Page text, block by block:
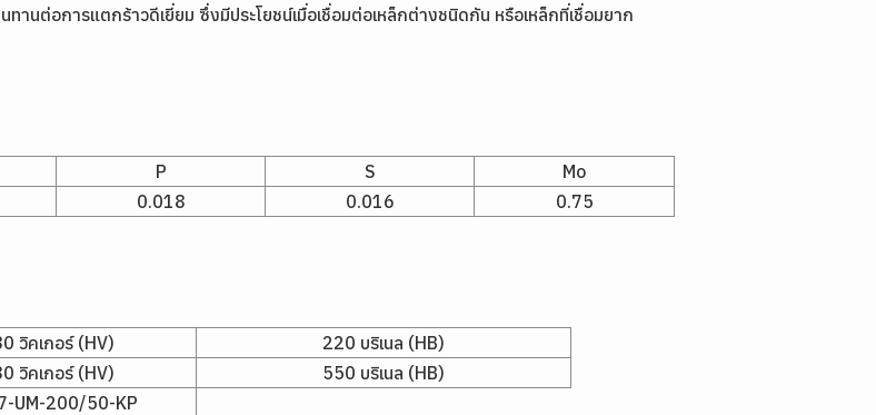
านต่อการแตกร้าวดีเยี่ยม ซึ่งมีประโยชน์เมื่อเชื่อมต่อเหล็กต่างชนิดกัน หรือเหล็กที่เชื่อมยาก
P S
Mo
0.018 0.016 0.75
วิคเกอร์ (HV)
220 บริเนล (HB)
วิคเกอร์ (HV)
550 บริเนล (HB)
UM-200/50-KP